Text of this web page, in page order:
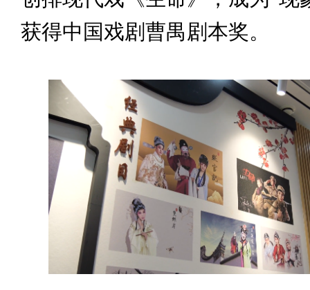
获得中国戏剧曹禺剧本奖。